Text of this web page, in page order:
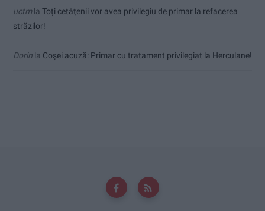
uctmla Toți cetățenii vor avea privilegiu de primar la refacerea
străzilor!
Dorin la Coșei acuză: Primar cu tratament privilegiat la Herculane!